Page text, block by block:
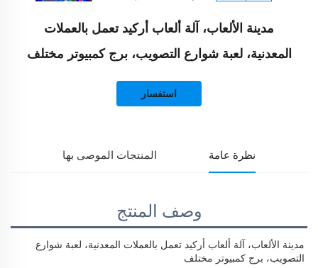
مدينة الألعاب، آلة ألعاب أركيد تعمل بالعملات
المعدنية، لعبة شوارع التصويب، برج كمبيوتر مختلف
استفسار
نظرة عامة المنتجات الموصى بها
وصف المنتج
التصويب، برج كمبيوتر مختلف